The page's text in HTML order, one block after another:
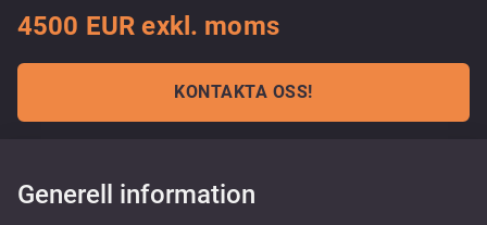
4500 EUR exkl. moms
KONTAKTA OSS!
Generell information